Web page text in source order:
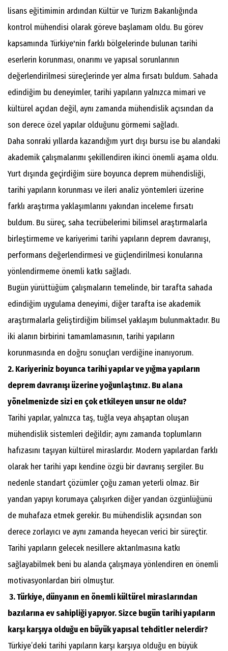
lisans eğitimimin ardından Kültür ve Turizm Bakanlığında
kontrol mühendisi olarak göreve başlamam oldu. Bu görev
kapsamında Türkiye'nin farklı bölgelerinde bulunan tarihi
eserlerin korunması, onarımı ve yapısal sorunlarının
değerlendirilmesi süreçlerinde yer alma fırsatı buldum. Sahada
edindiğim bu deneyimler, tarihi yapıların yalnızca mimari ve
kültürel açıdan değil, aynı zamanda mühendislik açısından da
son derece özel yapılar olduğunu görmemi sağladı.
Daha sonraki yıllarda kazandığım yurt dışı bursu ise bu alandaki
akademik çalışmalarımı şekillendiren ikinci önemli aşama oldu.
Yurt dışında geçirdiğim süre boyunca deprem mühendisliği,
tarihi yapıların korunması ve ileri analiz yöntemleri üzerine
farklı araştırma yaklaşımlarını yakından inceleme fırsatı
buldum. Bu süreç, saha tecrübelerimi bilimsel araştırmalarla
birleştirmeme ve kariyerimi tarihi yapıların deprem davranışı,
performans değerlendirmesi ve güçlendirilmesi konularına
yönlendirmeme önemli katkı sağladı.
Bugün yürüttüğüm çalışmaların temelinde, bir tarafta sahada
edindiğim uygulama deneyimi, diğer tarafta ise akademik
araştırmalarla geliştirdiğim bilimsel yaklaşım bulunmaktadır. Bu
iki alanın birbirini tamamlamasının, tarihi yapıların
korunmasında en doğru sonuçları verdiğine inanıyorum.
2. Kariyeriniz boyunca tarihi yapılar ve yığma yapıların
deprem davranışı üzerine yoğunlaştınız. Bu alana
yönelmenizde sizi en çok etkileyen unsur ne oldu?
Tarihi yapılar, yalnızca taş, tuğla veya ahşaptan oluşan
mühendislik sistemleri değildir; aynı zamanda toplumların
hafızasını taşıyan kültürel miraslardır. Modern yapılardan farklı
olarak her tarihi yapı kendine özgü bir davranış sergiler. Bu
nedenle standart çözümler çoğu zaman yeterli olmaz. Bir
yandan yapıyı korumaya çalışırken diğer yandan özgünlüğünü
de muhafaza etmek gerekir. Bu mühendislik açısından son
derece zorlayıcı ve aynı zamanda heyecan verici bir süreçtir.
Tarihi yapıların gelecek nesillere aktarılmasına katkı
sağlayabilmek beni bu alanda çalışmaya yönlendiren en önemli
motivasyonlardan biri olmuştur.
3. Türkiye, dünyanın en önemli kültürel miraslarından
bazılarına ev sahipliği yapıyor. Sizce bugün tarihi yapıların
karşı karşıya olduğu en büyük yapısal tehditler nelerdir?
Türkiye’deki tarihi yapıların karşı karşıya olduğu en büyük